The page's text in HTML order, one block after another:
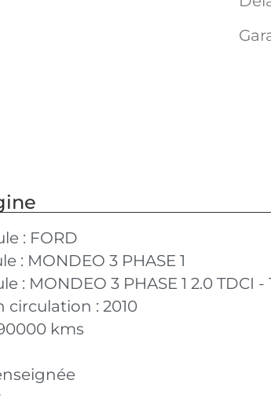
: FORD
: MONDEO 3 PHASE 1
: MONDEO 3 PHASE 1 2.0 TDCI -
circulation : 2010
kms